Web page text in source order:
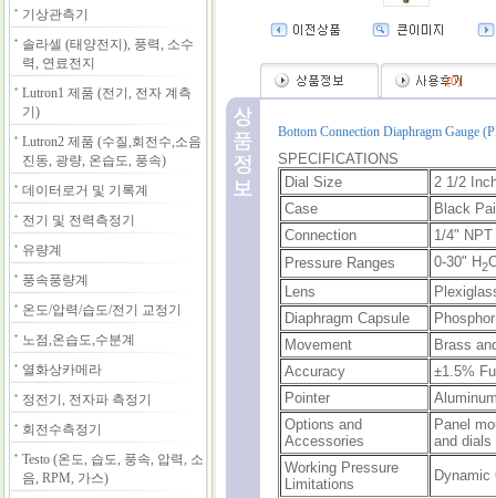
기상관측기
솔라셀 (태양전지), 풍력, 소수
력, 연료전지
Lutron1 제품 (전기, 전자 계측
기)
Lutron2 제품 (수질,회전수,소음
진동, 광량, 온습도, 풍속)
데이터로거 및 기록계
전기 및 전력측정기
유량계
풍속풍량계
온도/압력/습도/전기 교정기
노점,온습도,수분계
열화상카메라
정전기, 전자파 측정기
회전수측정기
Testo (온도, 습도, 풍속, 압력, 소
음, RPM, 가스)
(0)
Bottom Connection Diaphragm Gauge
SPECIFICATIONS
Dial Size
2 1/2
Case
Black
Connection
1/4"
Pressure Ranges
0-30" H2
Lens
Diaphragm Capsule
Movement
Brass
Accuracy
±1.5%
Pointer
Options and
Accessories
Panel
and dials
Working Pressure
Limitations
Dynamic